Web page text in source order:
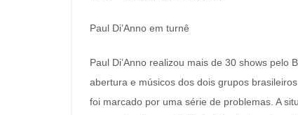
Paul Di’Anno em turnê
Paul Di’Anno realizou mais de 30 shows
abertura e músicos dos dois grupos
foi marcado por uma série de problemas. A